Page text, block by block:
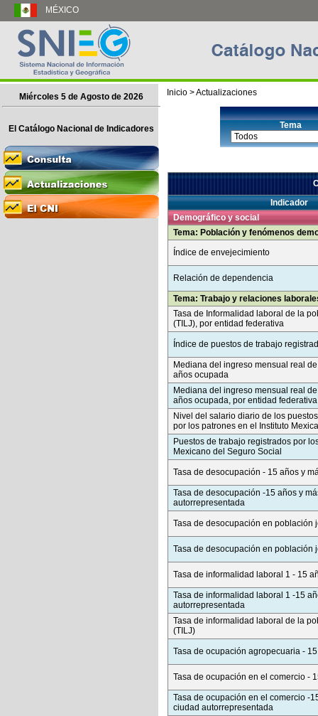
MÉXICO
Miércoles 5 de Agosto de 2026
El Catálogo Nacional de Indicadores
Inicio > Actualizaciones
Tema
Indicador
Demográfico y social
Tema: Población y fenómenos
Índice de envejecimiento
Relación de dependencia
Tema: Trabajo y relaciones
Tasa de Informalidad laboral de la
(TILJ), por entidad federativa
Índice de puestos de trabajo
Mediana del ingreso mensual real
años ocupada
Mediana del ingreso mensual real
años ocupada, por entidad federativa
Nivel del salario diario de los
por los patrones en el Instituto
Puestos de trabajo registrados por
Mexicano del Seguro Social
Tasa de desocupación - 15 años y
Tasa de desocupación -15 años y
autorrepresentada
Tasa de desocupación en población
Tasa de desocupación en población
Tasa de informalidad laboral 1 - 15
Tasa de informalidad laboral 1 -15
autorrepresentada
Tasa de informalidad laboral de la
(TILJ)
Tasa de ocupación agropecuaria -
Tasa de ocupación en el comercio -
Tasa de ocupación en el comercio -
ciudad autorrepresentada